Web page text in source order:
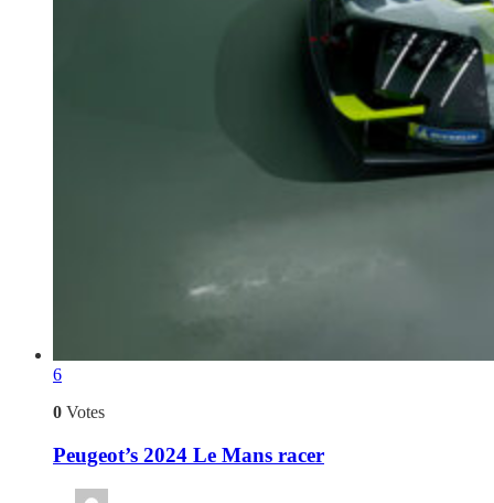
6
0 Votes
Peugeot’s 2024 Le Mans racer